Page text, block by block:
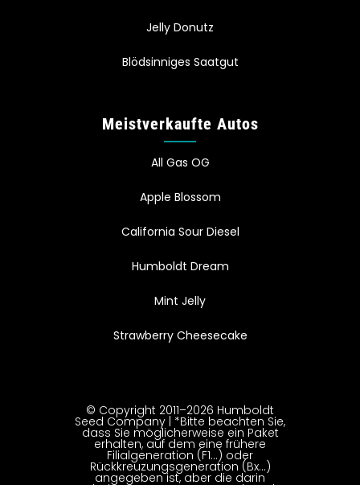
Jelly Donutz
Blödsinniges Saatgut
Meistverkaufte Autos
All Gas OG
Apple Blossom
California Sour Diesel
Humboldt Dream
Mint Jelly
Strawberry Cheesecake
© Copyright 2011–2026 Humboldt
Seed Company | *Bitte beachten Sie,
dass Sie möglicherweise ein Paket
erhalten, auf dem eine frühere
Filialgeneration (F1…) oder
Rückkreuzungsgeneration (Bx…)
angegeben ist, aber die darin